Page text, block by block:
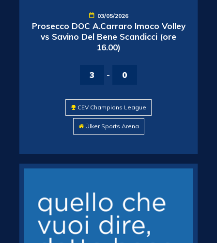
03/05/2026
Prosecco DOC A.Carraro Imoco Volley
vs Savino Del Bene Scandicci (ore
16.00)
3 - 0
CEV Champions League
Ülker Sports Arena